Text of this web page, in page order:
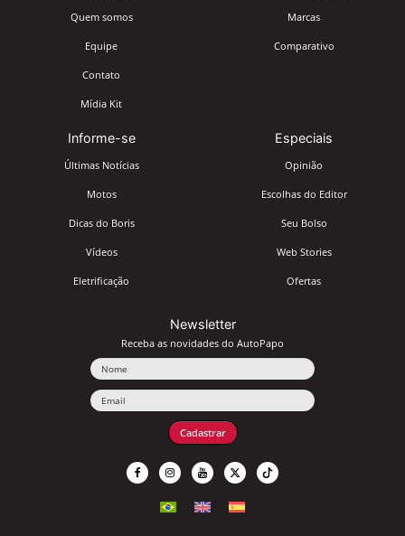
Quem somos
Equipe
Contato
Mídia Kit
Marcas
Comparativo
Informe-se
Últimas Notícias
Motos
Dicas do Boris
Vídeos
Eletrificação
Especiais
Opinião
Escolhas do Editor
Seu Bolso
Web Stories
Ofertas
Newsletter
Receba as novidades do AutoPapo
Cadastrar